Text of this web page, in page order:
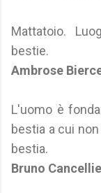
Mattatoio.
bestie.
Ambrose
L'uomo è
bestia a cui
bestia.
Bruno